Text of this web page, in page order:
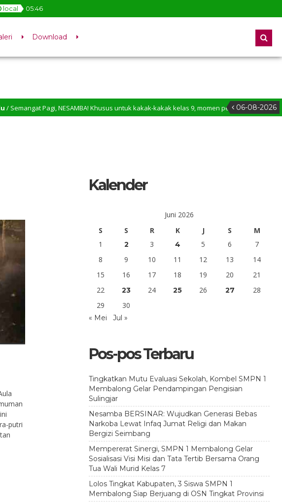
local 05:46
Download
06-08-2026
Pagi, NESAMBA! Khusus untuk kakak-kakak kelas 9, momen penentuan sudah di
putri
Kalender
Juni 2026
S
S R K J S
M
1
2 3 4 5 6
7
8
9 10 11 12 13
14
15
16 17 18 19 20
21
22
23 24 25 26 27
28
29
30
« Mei Jul »
Pos-pos Terbaru
Tingkatkan Mutu Evaluasi Sekolah, Kombel SMPN 1
Membalong Gelar Pendampingan Pengisian
Sulingjar
Nesamba BERSINAR: Wujudkan Generasi Bebas
Narkoba Lewat Infaq Jumat Religi dan Makan
Bergizi Seimbang
Mempererat Sinergi, SMPN 1 Membalong Gelar
Sosialisasi Visi Misi dan Tata Tertib Bersama Orang
Tua Wali Murid Kelas 7
Lolos Tingkat Kabupaten, 3 Siswa SMPN 1
Membalong Siap Berjuang di OSN Tingkat Provinsi